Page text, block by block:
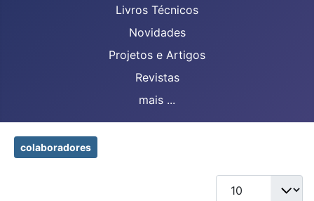
Livros Técnicos
Novidades
Projetos e Artigos
Revistas
mais ...
colaboradores
Mostrar #